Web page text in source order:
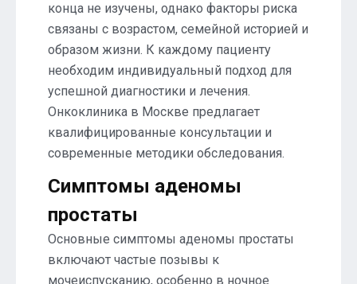
конца не изучены, однако факторы риска
связаны с возрастом, семейной историей и
образом жизни. К каждому пациенту
необходим индивидуальный подход для
успешной диагностики и лечения.
Онкоклиника в Москве предлагает
квалифицированные консультации и
современные методики обследования.
Симптомы аденомы
простаты
Основные симптомы аденомы простаты
включают частые позывы к
мочеиспусканию, особенно в ночное